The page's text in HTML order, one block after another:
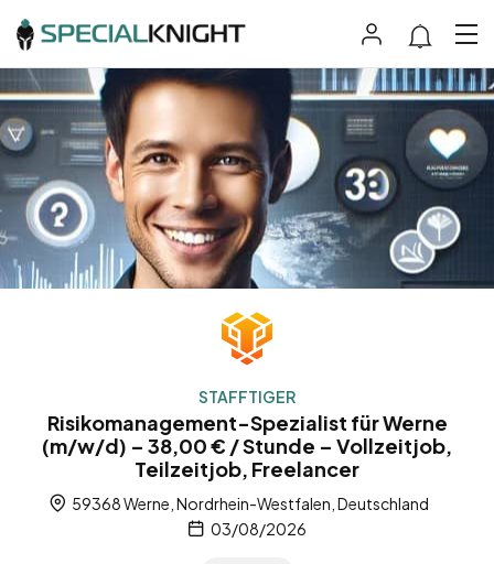
STAFFTIGER
Risikomanagement-Spezialist für Werne
(m/w/d) – 38,00 € / Stunde – Vollzeitjob,
Teilzeitjob, Freelancer
59368 Werne, Nordrhein-Westfalen, Deutschland
03/08/2026